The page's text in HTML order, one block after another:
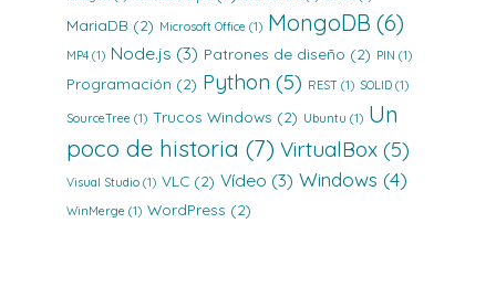
MariaDB (2) Microsoft Office (1) MongoDB (6)
MP4 (1) Node.js (3) Patrones de diseño (2) PIN (1)
Programación (2) Python (5) REST (1) SOLID (1)
SourceTree (1) Trucos Windows (2) Ubuntu (1) Un
poco de historia (7) VirtualBox (5)
Visual Studio (1) VLC (2) Vídeo (3) Windows (4)
WinMerge (1) WordPress (2)